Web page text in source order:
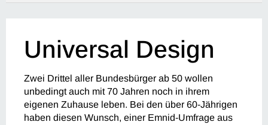
Universal Design
Zwei Drittel aller Bundesbürger ab 50 wollen
unbedingt auch mit 70 Jahren noch in ihrem
eigenen Zuhause leben. Bei den über 60-Jährigen
haben diesen Wunsch, einer Emnid-Umfrage aus